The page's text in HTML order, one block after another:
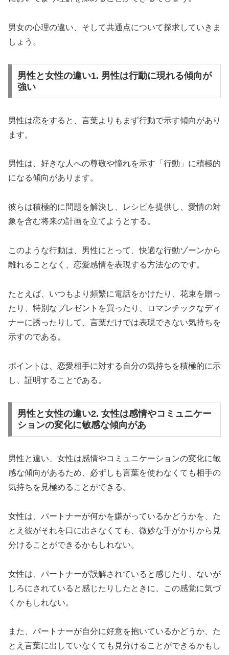
男女の心理の違い、そして共通点について探求していきま
しょう。
男性と女性の違い1. 男性は行動に現れる傾向が
強い
男性は恋をすると、言葉よりもまず行動で示す傾向があり
ます。
男性は、好きな人への尊敬や憧れを示す「行動」に積極的
になる傾向があります。
彼らは積極的に問題を解決し、レシピを提供し、愛情の対
象を含む将来の計画を立てようとする。
このような行動は、男性にとって、快適な行動ゾーンから
離れることなく、恋愛感情を表現する方法なのです。
たとえば、いつもより頻繁に電話をかけたり、花束を贈っ
たり、特別なプレゼントを買ったり、ロマンチックなディ
ナーに誘ったりして、言葉だけでは表現できない気持ちを
示すのである。
ポイントは、恋愛相手に対する自分の気持ちを積極的に示
し、証明することである。
男性と女性の違い2. 女性は感情やコミュニケー
ションの変化に敏感な傾向があ
男性と違い、女性は感情やコミュニケーションの変化に敏
感な傾向があるため、必ずしも言葉を使わなくても相手の
気持ちを見極めることができる。
女性は、パートナーが何かを嫌がっているかどうかを、た
とえ彼がそれを口に出さなくても、微妙な手がかりから見
分けることができるかもしれない。
女性は、パートナーが誤解されていると感じたり、ないが
しろにされていると感じたりしたときに、この感覚に気づ
くかもしれない。
また、パートナーが自分に好意を抱いているかどうか、た
とえ言葉に出していなくても見分けることができるかもし